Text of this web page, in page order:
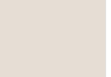
en werken met techniek